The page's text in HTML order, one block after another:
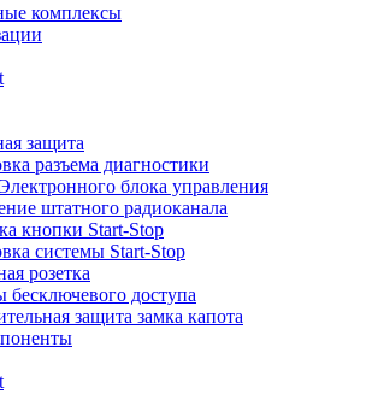
комплексы
защита
разъема диагностики
блока управления
штатного радиоканала
кнопки Start-Stop
системы Start-Stop
розетка
бесключевого доступа
защита замка капота